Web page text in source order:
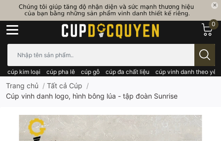
cúp kim loại cúp pha lê cúp gỗ cúp đa chất liệu cúp vinh danh theo
0
Trang chủ / Tất cả Cúp /
Cúp vinh danh logo, hình bông lúa - tập đoàn Sunrise